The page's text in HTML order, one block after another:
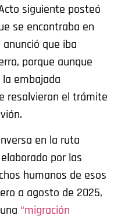
siguiente posteó
se encontraba en
que iba
porque aunque
embajada
resolvieron el trámite
en la ruta
por las
humanos de esos
a agosto de 2025,
“migración